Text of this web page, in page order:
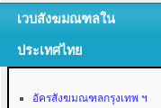
เวบสังฆมณฑลใน
ประเทศไทย
อัครสังฆมณฑลกรุงเทพ ฯ